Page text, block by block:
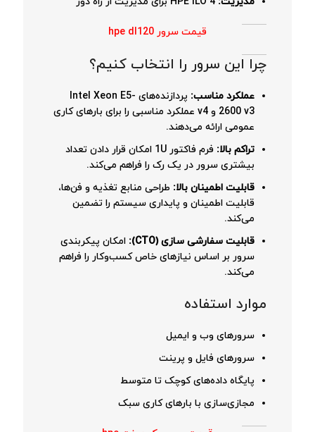
قیمت سرور hpe dl120
چرا این سرور را انتخاب کنیم؟
عملکرد مناسب:
پردازنده‌های Intel Xeon E5-
2600 v3 و v4 عملکرد مناسبی را برای بارهای کاری
عمومی ارائه می‌دهند.
تراکم بالا:
فرم فاکتور 1U امکان قرار دادن تعداد
بیشتری سرور در یک رک را فراهم می‌کند.
قابلیت اطمینان بالا: طراحی منابع تغذیه و فن‌ها،
قابلیت اطمینان و پایداری سیستم را تضمین
می‌کند.
قابلیت سفارشی سازی (CTO):
امکان پیکربندی
سرور بر اساس نیازهای خاص کسب‌وکار را فراهم
می‌کند.
موارد استفاده
سرورهای وب و ایمیل
سرورهای فایل و پرینت
پایگاه داده‌های کوچک تا متوسط
مجازی‌سازی با بارهای کاری سبک